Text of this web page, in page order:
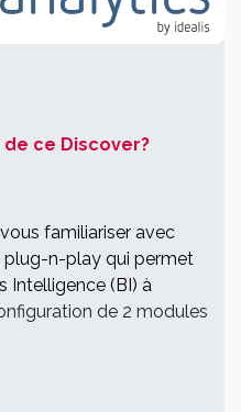
ce Discover?
familiariser avec
plug-n-play qui permet
Intelligence (BI) à
de 2 modules